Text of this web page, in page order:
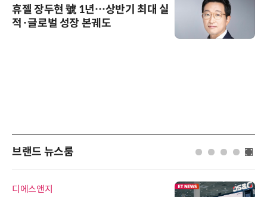
휴젤 장두현 號 1년…상반기 최대 실
적·글로벌 성장 본궤도
브랜드 뉴스룸
디에스앤지